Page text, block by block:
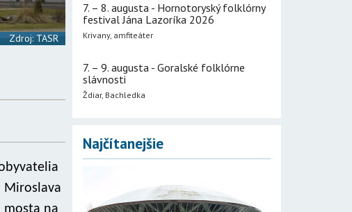
Zdroj: TASR
Miroslava
mosta na
7. – 8. augusta - Hornotoryský folklórny
festival Jána Lazoríka 2026
Krivany, amfiteáter
7. – 9. augusta - Goralské folklórne
slávnosti
Ždiar, Bachledka
Najčítanejšie